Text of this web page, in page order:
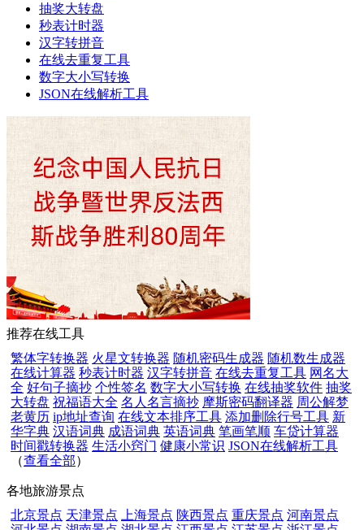
抽奖大转盘
秒表计时器
汉字转拼音
在线去重复工具
数字大小写转换
JSON在线解析工具
推荐在线工具
繁体字转换器 火星文转换器 随机密码生成器 随机数生成器
在线计算器 秒表计时器 汉字转拼音 在线去重复工具 网名大
全 好句子摘抄 个性签名 数字大小写转换 在线抽奖软件 抽奖
大转盘 祝福语大全 名人名言摘抄 摩斯密码翻译器 周公解梦
老黄历 ip地址查询 在线文本排序工具 添加删除行号工具 新
华字典 汉语词典 成语词典 英语词典 笔画笔顺 车贷计算器
时间戳转换器 生活小窍门 健康小常识 JSON在线解析工具
（查看全部）
各地旅游景点
北京景点 天津景点 上海景点 陕西景点 重庆景点 河南景点